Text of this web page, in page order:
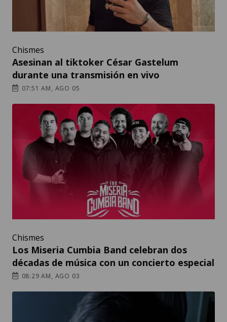
Chismes
Asesinan al tiktoker César Gastelum
durante una transmisión en vivo
07:51 AM, AGO 05
Chismes
Los Miseria Cumbia Band celebran dos
décadas de música con un concierto especial
08:29 AM, AGO 03